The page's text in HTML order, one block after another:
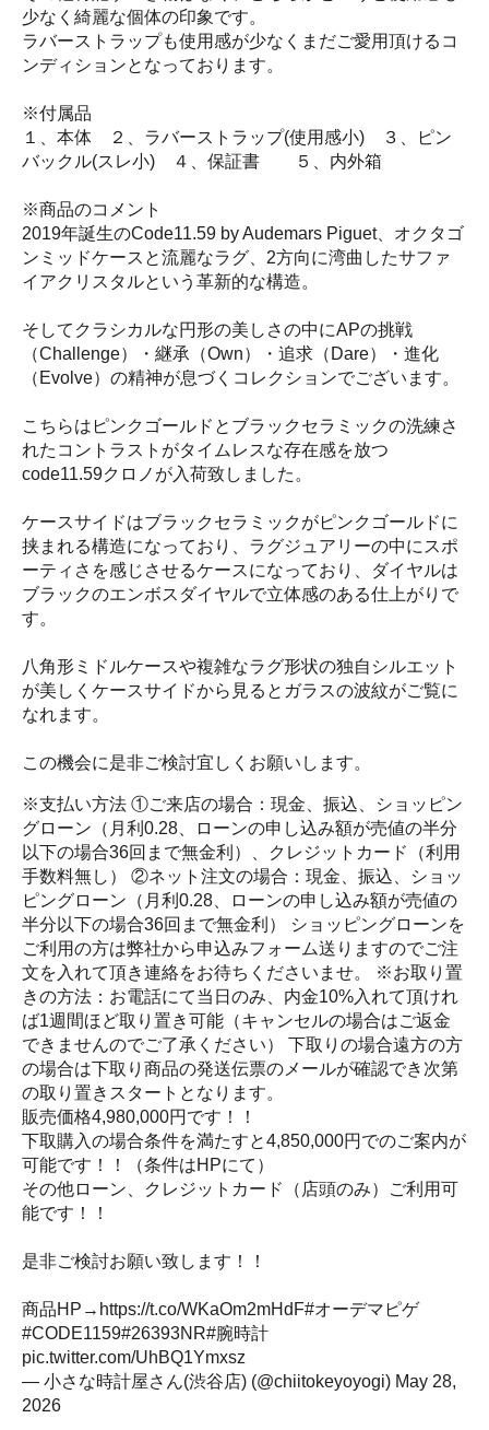
少なく綺麗な個体の印象です。
ラバーストラップも使用感が少なくまだご愛用頂けるコ
ンディションとなっております。
※付属品
１、本体 ２、ラバーストラップ(使用感小) ３、ピン
バックル(スレ小) ４、保証書 ５、内外箱
※商品のコメント
2019年誕生のCode11.59 by Audemars Piguet、オクタゴ
ンミッドケースと流麗なラグ、2方向に湾曲したサファ
イアクリスタルという革新的な構造。
そしてクラシカルな円形の美しさの中にAPの挑戦
（Challenge）・継承（Own）・追求（Dare）・進化
（Evolve）の精神が息づくコレクションでございます。
こちらはピンクゴールドとブラックセラミックの洗練さ
れたコントラストがタイムレスな存在感を放つ
code11.59クロノが入荷致しました。
ケースサイドはブラックセラミックがピンクゴールドに
挟まれる構造になっており、ラグジュアリーの中にスポ
ーティさを感じさせるケースになっており、ダイヤルは
ブラックのエンボスダイヤルで立体感のある仕上がりで
す。
八角形ミドルケースや複雑なラグ形状の独自シルエット
が美しくケースサイドから見るとガラスの波紋がご覧に
なれます。
この機会に是非ご検討宜しくお願いします。
※支払い方法 ①ご来店の場合：現金、振込、ショッピン
グローン（月利0.28、ローンの申し込み額が売値の半分
以下の場合36回まで無金利）、クレジットカード（利用
手数料無し） ②ネット注文の場合：現金、振込、ショッ
ピングローン（月利0.28、ローンの申し込み額が売値の
半分以下の場合36回まで無金利） ショッピングローンを
ご利用の方は弊社から申込みフォーム送りますのでご注
文を入れて頂き連絡をお待ちくださいませ。 ※お取り置
きの方法：お電話にて当日のみ、内金10%入れて頂けれ
ば1週間ほど取り置き可能（キャンセルの場合はご返金
できませんのでご了承ください） 下取りの場合遠方の方
の場合は下取り商品の発送伝票のメールが確認でき次第
の取り置きスタートとなります。
販売価格4,980,000円です！！
下取購入の場合条件を満たすと4,850,000円でのご案内が
可能です！！（条件はHPにて）
その他ローン、クレジットカード（店頭のみ）ご利用可
能です！！
是非ご検討お願い致します！！
商品HP→ https://t.co/WKaOm2mHdF#オーデマピゲ
#CODE1159#26393NR#腕時計
pic.twitter.com/UhBQ1Ymxsz
— 小さな時計屋さん(渋谷店) (@chiitokeyoyogi) May 28,
2026